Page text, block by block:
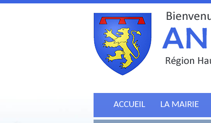
ACCUEIL LA MAIRIE